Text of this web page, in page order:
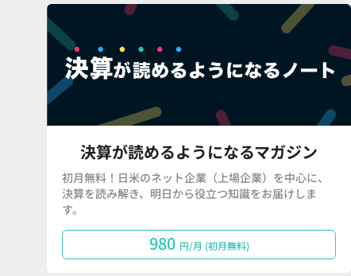
決算が読めるようになるマガジン
初月無料！日米のネット企業（上場企業）を中心に、
決算を読み解き、明日から役立つ知識をお届けしま
す。
980 円/月 (初月無料)